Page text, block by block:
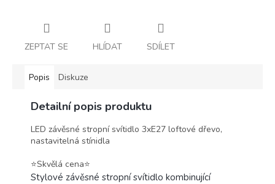
ZEPTAT SE HLÍDAT SDÍLET
Popis Diskuze
Detailní popis produktu
LED závěsné stropní svítidlo 3xE27 loftové dřevo,
nastavitelná stínidla
⭐️Skvělá cena⭐️
Stylové závěsné stropní svítidlo kombinující